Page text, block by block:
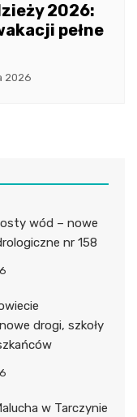
2026:
pełne
2026
wód – nowe
nr 158
drogi, szkoły
w Tarczynie